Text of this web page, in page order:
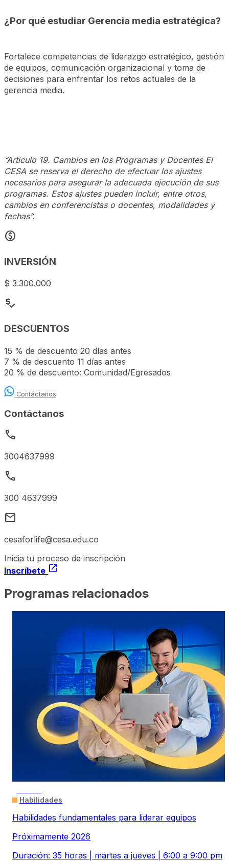
¿Por qué estudiar Gerencia media estratégica?
Fortalece competencias de liderazgo estratégico, gestión
de equipos, comunicación organizacional y toma de
decisiones para enfrentar los retos actuales de la
gerencia media.
“Artículo 19. Cambios en los Programas y Docentes El
CESA se reserva el derecho de efectuar los ajustes
necesarios para asegurar la adecuada ejecución de sus
programas. Estos ajustes pueden incluir, entre otros,
cambios en conferencistas o docentes, modalidades y
fechas”.
monetization_on
INVERSIÓN
$ 3.300.000
price_check
DESCUENTOS
15 % de descuento 20 días antes
7 % de descuento 11 días antes
20 % de descuento: Comunidad/Egresados
Contáctanos
Contáctanos
call
3004637999
call
300 4637999
mail
cesaforlife@cesa.edu.co
Inicia tu proceso de inscripción
Inscríbete open_in_new
Programas relacionados
Habilidades
Habilidades fundamentales para liderar equipos
Próximamente 2026
Duración: 35 horas | martes a jueves | 6:00 a 9:00 pm